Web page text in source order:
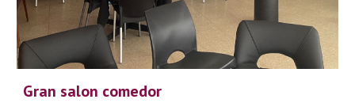
Gran salon comedor